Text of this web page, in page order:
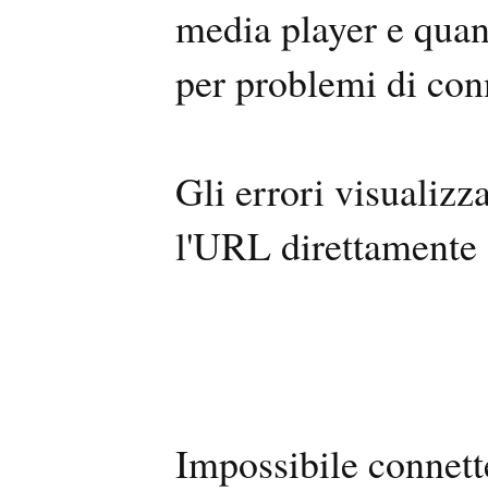
media player e
per problemi di
Gli errori
l'URL
Impossibile